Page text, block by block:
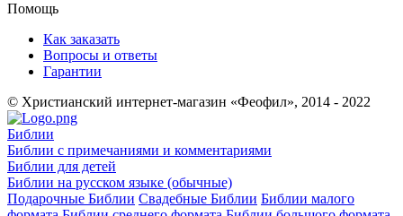
Помощь
Как заказать
Вопросы и ответы
Гарантии
© Христианский интернет-магазин «Феофил», 2014 - 2022
Библии
Библии с примечаниями и комментариями
Библии для детей
Библии на русском языке (обычные)
Подарочные Библии Свадебные Библии Библии малого